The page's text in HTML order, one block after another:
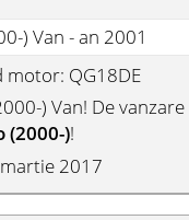
) Van - an 2001
motor: QG18DE
) Van! De vanzare
(2000-)!
2017